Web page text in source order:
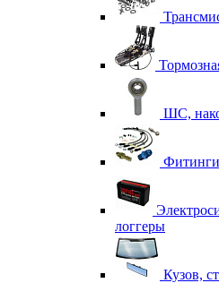
ШС,
логгеры
Кузов,